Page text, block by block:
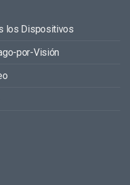
los Dispositivos
por-Visión